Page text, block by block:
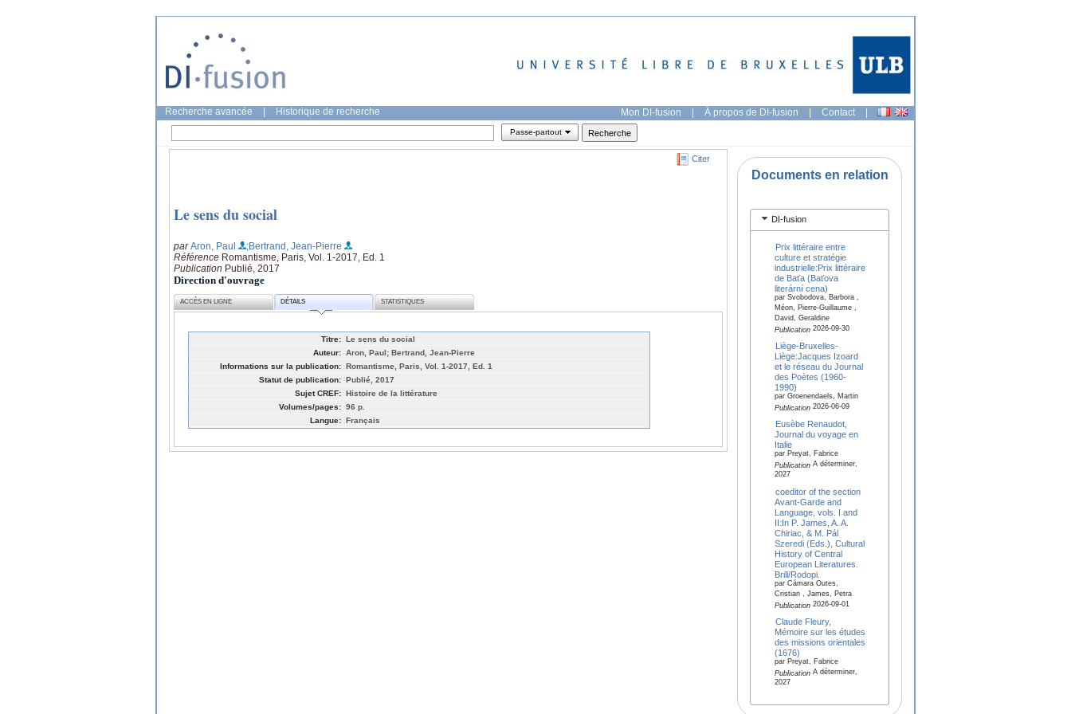
Recherche avancée Historique de recherche Mon DI-fusion | À propos de DI-fusion | Contact |
Passe-partout
Citer
Le sens du social
parAron, Paul
;Bertrand, Jean-Pierre
Référence Romantisme, Paris, Vol. 1-2017, Ed. 1
Publication Publié, 2017
Direction d'ouvrage
ACCÈS EN LIGNE DÉTAILS STATISTIQUES
Titre: Le sens du social
Auteur: Aron, Paul; Bertrand, Jean-Pierre
Informations sur la publication: Romantisme, Paris, Vol. 1-2017, Ed. 1
Statut de publication: Publié, 2017
Sujet CREF: Histoire de la littérature
Volumes/pages: 96 p.
Langue: Français
Documents en relation
DI-fusion
Prix littéraire entre
culture et stratégie
industrielle:Prix littéraire
de Baťa (Baťova
literární cena)
par Svobodova, Barbora ,
Méon, Pierre-Guillaume ,
David, Geraldine
Publication2026-09-30
Liège-Bruxelles-
Liège:Jacques Izoard
et le réseau du Journal
des Poètes (1960-
1990)
par Groenendaels, Martin
Publication2026-06-09
Eusèbe Renaudot,
Journal du voyage en
Italie
par Preyat, Fabrice
PublicationA déterminer,
2027
coeditor of the section
Avant-Garde and
Language, vols. I and
II:In P. James, A. A.
Chiriac, & M. Pál
Szeredi (Eds.), Cultural
History of Central
European Literatures.
Brill/Rodopi.
par Cámara Outes,
Cristian , James, Petra
Publication2026-09-01
Claude Fleury,
Mémoire sur les études
des missions orientales
(1676)
par Preyat, Fabrice
PublicationA déterminer,
2027